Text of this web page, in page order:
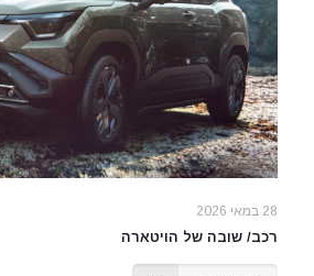
28 במאי 2026
רכב/ שובה של הויטארה